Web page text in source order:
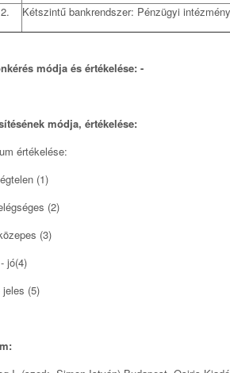
Kétszintű bankrendszer: Pénzügyi
módja és értékelése: -
módja, értékelése:
értékelése:
(1)
(2)
(3)
(5)